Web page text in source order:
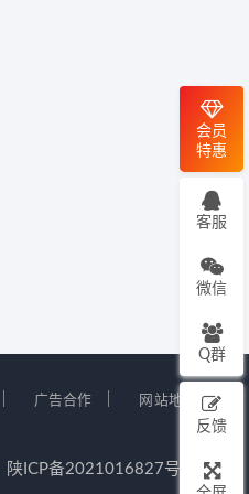
广告合作 网站地图
陕ICP备2021016827号-5
会员
特惠
客服
微信
Q群
反馈